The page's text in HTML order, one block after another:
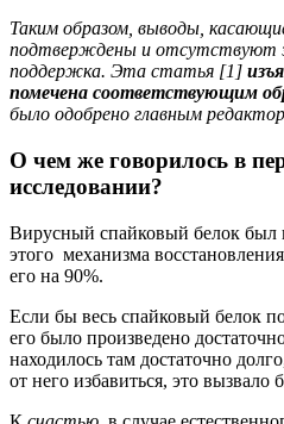
Таким образом, выводы,
подтверждены и отсутствуют
поддержка. Эта статья [1]
помечена соответствующим
было одобрено главным
О чем же говорилось в
исследовании?
Вирусный спайковый белок был
этого механизма
его на 90%.
Если бы весь спайковый белок
его было произведено
находилось там достаточно
от него избавиться, это вызвало